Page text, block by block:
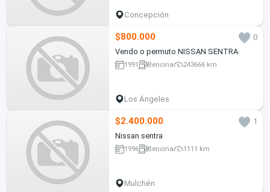
Concepción
$800.000
0
Vendo o permuto NISSAN SENTRA
1991 Bencina 243666 km
Los Ángeles
$2.400.000
1
Nissan sentra
1996 Bencina 1111 km
Mulchén